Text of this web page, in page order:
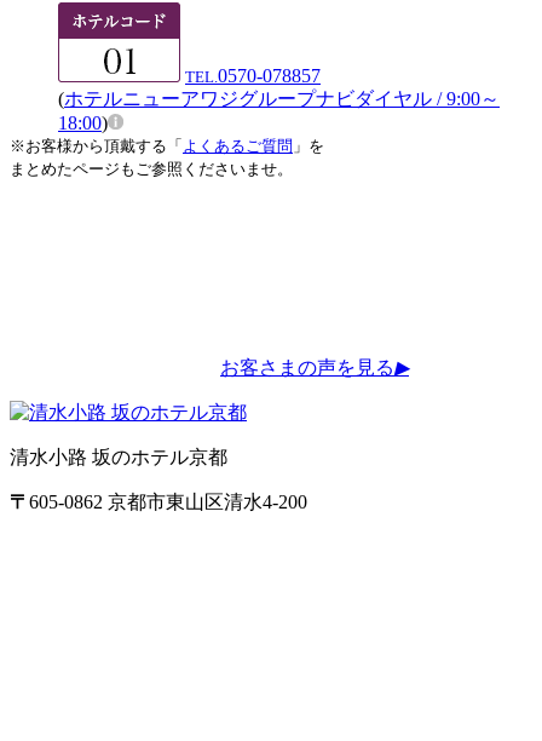
TEL. 0570-078857
(ホテルニューアワジグループナビダイヤル / 9:00～
18:00)
※お客様から頂戴する「 よくあるご質問 」を
まとめたページもご参照くださいませ。
お客さまの声を見る▶
清水小路 坂のホテル京都
〒 605-0862 京都市東山区清水4-200